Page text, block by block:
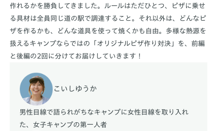
作れるかを勝負してきました。ルールはただひとつ、ピザに乗せ
る具材は全員同じ道の駅で調達すること。それ以外は、どんなピ
ザを作るかも、どんな道具を使って焼くかも自由。多様な熱源を
扱えるキャンプならではの「オリジナルピザ作り対決」を、前編
と後編の2回に分けてお届けしていきます！
こいしゆうか
男性目線で語られがちなキャンプに女性目線を取り入れ
た、女子キャンプの第一人者